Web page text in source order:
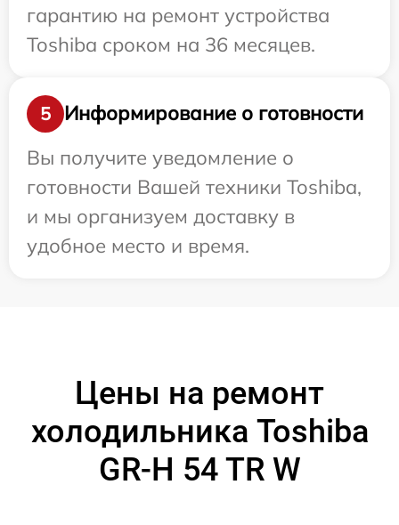
гарантию на ремонт устройства
Toshiba сроком на 36 месяцев.
5
Информирование о готовности
Вы получите уведомление о
готовности Вашей техники Toshiba,
и мы организуем доставку в
удобное место и время.
Цены на ремонт
холодильника Toshiba
GR-H 54 TR W